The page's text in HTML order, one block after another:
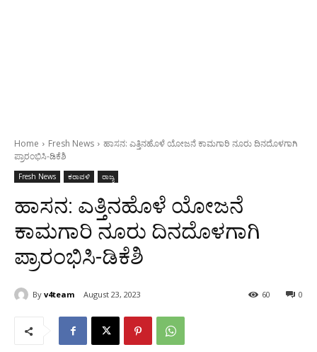
Home Fresh News
ಹಾಸನ: ಎತ್ತಿನಹೊಳೆ ಯೋಜನೆ ಕಾಮಗಾರಿ ನೂರು ದಿನದೊಳಗಾಗಿ
ಪ್ರಾರಂಭಿಸಿ-ಡಿಕೆಶಿ
Fresh News ಕರಾವಳಿ ರಾಜ್ಯ
ಹಾಸನ: ಎತ್ತಿನಹೊಳೆ ಯೋಜನೆ
ಕಾಮಗಾರಿ ನೂರು ದಿನದೊಳಗಾಗಿ
ಪ್ರಾರಂಭಿಸಿ-ಡಿಕೆಶಿ
By v4team August 23, 2023 0
60